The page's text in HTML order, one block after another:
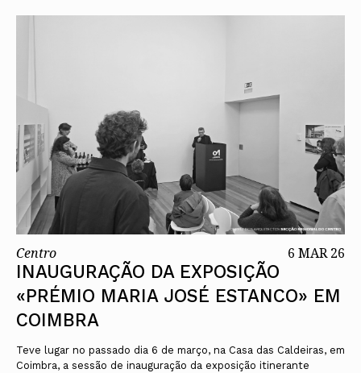
Centro 6 MAR 26
INAUGURAÇÃO DA EXPOSIÇÃO
«PRÉMIO MARIA JOSÉ ESTANCO» EM
COIMBRA
Teve lugar no passado dia 6 de março, na Casa das Caldeiras, em
Coimbra, a sessão de inauguração da exposição itinerante